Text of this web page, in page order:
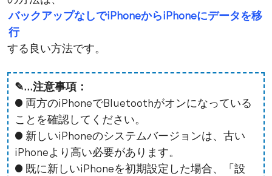
バックアップなしでiPhoneからiPhoneにデータを移
行
する良い方法です。
✎...注意事項：
● 両方のiPhoneでBluetoothがオンになっている
ことを確認してください。
● 新しいiPhoneのシステムバージョンは、古い
iPhoneより高い必要があります。
● 既に新しいiPhoneを初期設定した場合、「設